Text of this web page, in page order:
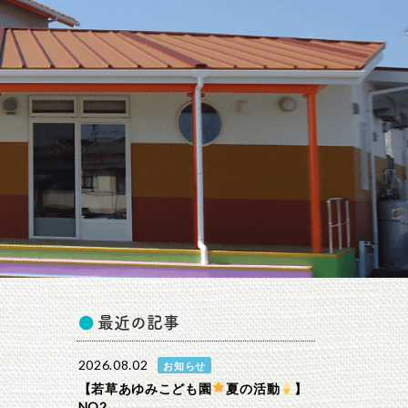
最近の記事
2026.08.02 お知らせ
【若草あゆみこども園 夏の活動
】